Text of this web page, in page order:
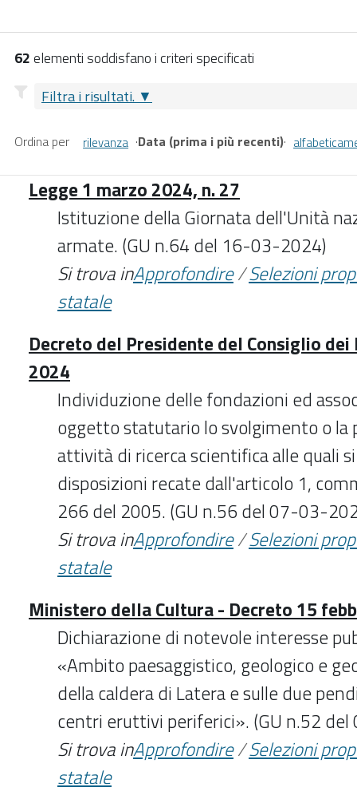
62elementi soddisfano i criteri specificati
Filtra i risultati.
Ordina per rilevanza ·Data (prima i più recenti)·
Legge 1 marzo 2024, n. 27
Istituzione della Giornata dell'Unità
armate. (GU n.64 del 16-03-2024)
Si trova inApprofondire/Selezioni
statale
Decreto del Presidente del Consiglio
2024
Individuzione delle fondazioni ed
oggetto statutario lo svolgimento o la
attività di ricerca scientifica alle quali
disposizioni recate dall'articolo 1,
266 del 2005. (GU n.56 del 07-03-
Si trova inApprofondire/Selezioni
statale
Ministero della Cultura - Decreto 15
Dichiarazione di notevole interesse
«Ambito paesaggistico, geologico e
della caldera di Latera e sulle due
centri eruttivi periferici». (GU n.52
Si trova inApprofondire/Selezioni
statale